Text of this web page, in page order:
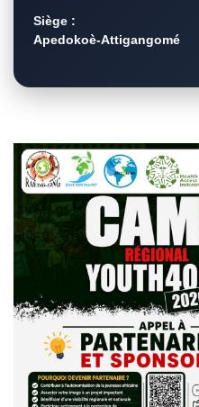
Siège :
Apedokoè-Attigangomé